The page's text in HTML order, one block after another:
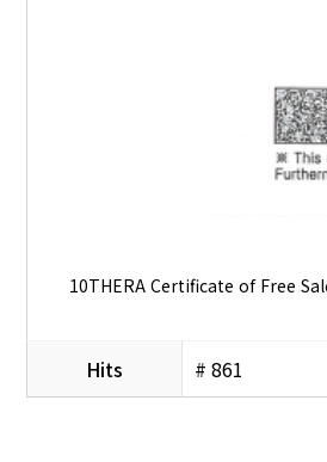
10THERA Certificate of Free
Hits # 861